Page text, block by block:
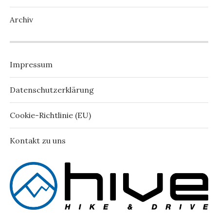
Archiv
Impressum
Datenschutzerklärung
Cookie-Richtlinie (EU)
Kontakt zu uns